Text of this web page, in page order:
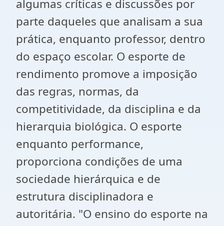
algumas críticas e discussões por
parte daqueles que analisam a sua
prática, enquanto professor, dentro
do espaço escolar. O esporte de
rendimento promove a imposição
das regras, normas, da
competitividade, da disciplina e da
hierarquia biológica. O esporte
enquanto performance,
proporciona condições de uma
sociedade hierárquica e de
estrutura disciplinadora e
autoritária. "O ensino do esporte na